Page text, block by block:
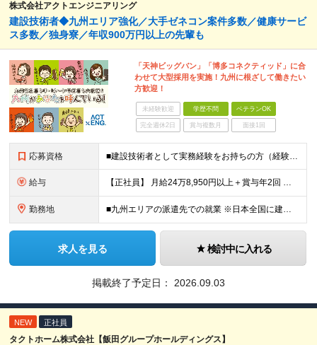
株式会社アクトエンジニアリング
建設技術者◆九州エリア強化／大手ゼネコン案件多数／健康サービ
ス多数／独身寮／年収900万円以上の先輩も
「天神ビッグバン」「博多コネクティッド」に合
わせて大型採用を実施！九州に根ざして働きたい
方歓迎！
未経験歓迎 学歴不問 ベテランOK
完全週休2日 賞与複数月 面接1回
応募資格 ■建設技術者として実務経験をお持ちの方（経験年数不問） ※学歴不問 ※第二新卒歓迎 【こんな方はぜひご応募ください】 ■九州で働きたい ■大手ゼネコンのプロジェクトに関わってみたい ■福利厚生が整
給与 【正社員】 月給24万8,950円以上＋賞与年2回 ※年齢・経験・スキル等を考慮の上、当社規定により決定します。 ※残業代、通勤交通費は別途全額支給しています。 【契約社員】 月給28万2,080円
勤務地 ■九州エリアの派遣先での就業 ※日本全国に建設技術者のニーズがあります。U・Iターン希望の方も歓迎しておりますので、ご希望を気軽にお聞かせください。 ◆本社／東京都港区赤坂3-8-15 THE AK
求人を見る 検討中に入れる
掲載終了予定日： 2026.09.03
NEW 正社員
タクトホーム株式会社【飯田グループホールディングス】